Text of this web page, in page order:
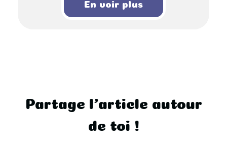
AJOUTER AU
En voir plus
Partage l'article autour
de toi !